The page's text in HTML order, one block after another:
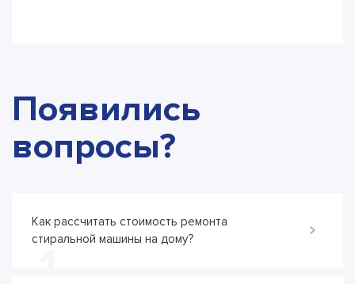
Появились
вопросы?
Как рассчитать стоимость ремонта
стиральной машины на дому?